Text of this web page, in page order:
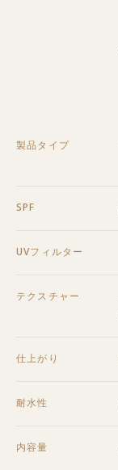
製品タイプ
SPF
UVフィルター
テクスチャー
仕上がり
耐水性
内容量